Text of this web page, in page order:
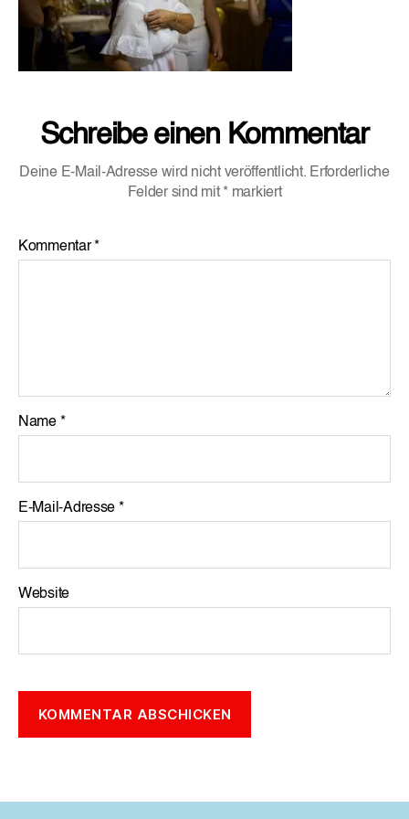
Schreibe einen Kommentar
Deine E-Mail-Adresse wird nicht veröffentlicht. Erforderliche
Felder sind mit * markiert
Kommentar*
Name *
E-Mail-Adresse *
Website